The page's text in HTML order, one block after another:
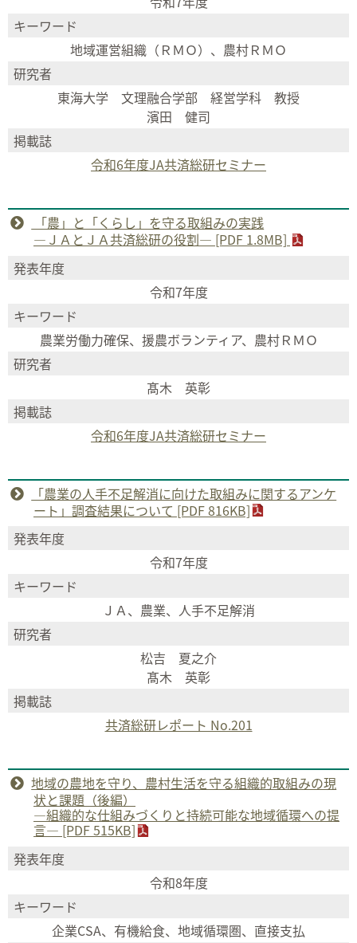
キーワード
地域運営組織（ＲＭＯ）、農村ＲＭＯ
研究者
東海大学 文理融合学部 経営学科 教授
濱田 健司
掲載誌
令和6年度JA共済総研セミナー
「農」と「くらし」を守る取組みの実践
―ＪＡとＪＡ共済総研の役割― [PDF 1.8MB]
発表年度
令和7年度
キーワード
農業労働力確保、援農ボランティア、農村ＲＭＯ
研究者
髙木 英彰
掲載誌
令和6年度JA共済総研セミナー
「農業の人手不足解消に向けた取組みに関するアンケ
ート」調査結果について [PDF 816KB]
発表年度
令和7年度
キーワード
ＪＡ、農業、人手不足解消
研究者
松吉 夏之介
髙木 英彰
掲載誌
共済総研レポート No.201
地域の農地を守り、農村生活を守る組織的取組みの現
状と課題（後編）
―組織的な仕組みづくりと持続可能な地域循環への提
言― [PDF 515KB]
発表年度
令和8年度
キーワード
企業CSA、有機給食、地域循環圏、直接支払